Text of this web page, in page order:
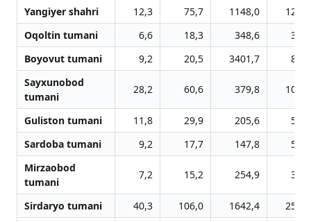
Yangiyer shahri
12,3 75,7 1148,0
128,7
Oqoltin tumani
6,6 18,3 348,6
31,1
Boyovut tumani
9,2 20,5 3401,7
81,1
Sayxunobod
tumani
28,2 60,6 379,8 109,6
Guliston tumani 11,8 29,9 205,6
58,3
Sardoba tumani
9,2 17,7 147,8
54,5
Mirzaobod
tumani
7,2 15,2 254,9 37,4
Sirdaryo tumani 40,3 106,0 1642,4
258,9